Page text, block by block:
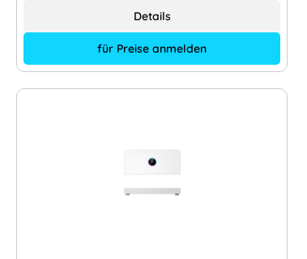
für Preise anmelden
Details